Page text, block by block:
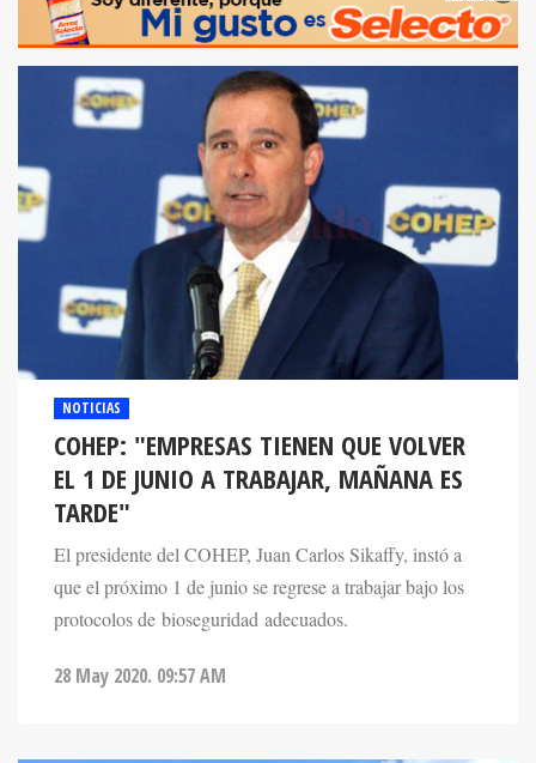
NOTICIAS
COHEP: "EMPRESAS TIENEN QUE VOLVER
EL 1 DE JUNIO A TRABAJAR, MAÑANA ES
TARDE"
El presidente del COHEP, Juan Carlos Sikaffy, instó a
que el próximo 1 de junio se regrese a trabajar bajo los
protocolos de bioseguridad adecuados.
28 May 2020. 09:57 AM